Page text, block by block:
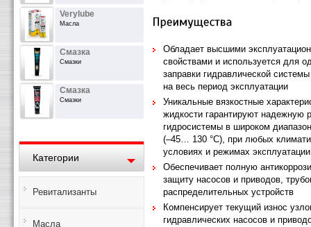
Verylube
Масла
Смазка
Смазки
Смазка
Смазки
Категории
Ревитализанты
Масла
Обладает высшими
свойствами и используется для
заправки гидравлической
на весь период эксплуатации
Уникальные вязкостные
жидкости гарантируют надежную
гидросистемы в широком
(–45… 130 °С), при любых
условиях и режимах эксплуатации
Обеспечивает полную
защиту насосов и приводов,
распределительных устройств
Компенсирует текущий износ
гидравлических насосов и